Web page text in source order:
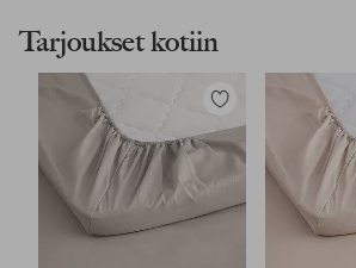
Tarjoukset kotiin
Lisää
suosikkeihin